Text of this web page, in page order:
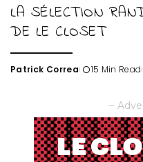
LA SÉLECTION
DE LE CLOSET
Posted
Patrick Correa 15 Min Read
–